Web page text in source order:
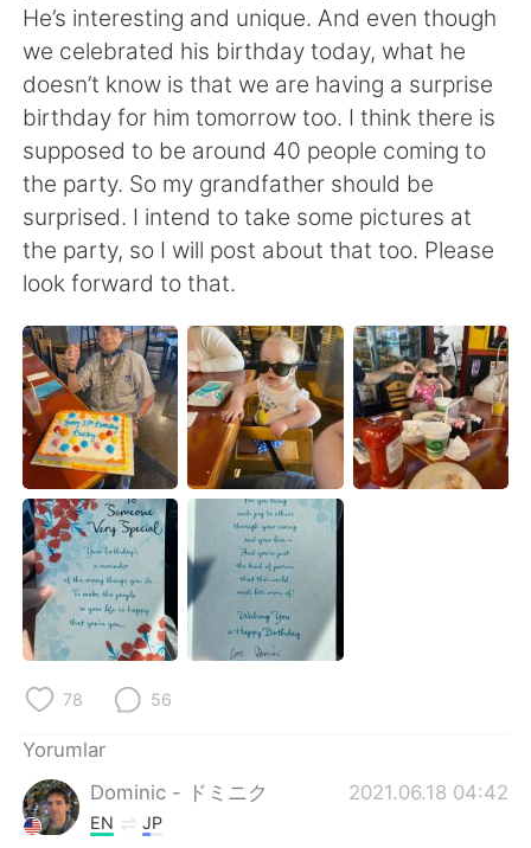
He’s interesting and unique. And even though
we celebrated his birthday today, what he
doesn’t know is that we are having a surprise
birthday for him tomorrow too. I think there is
supposed to be around 40 people coming to
the party. So my grandfather should be
surprised. I intend to take some pictures at
the party, so I will post about that too. Please
look forward to that.
78 56
Yorumlar
Dominic - ドミニク
2021.06.18 04:42
EN JP